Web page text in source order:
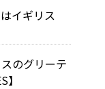
イギリス
のグリーテ